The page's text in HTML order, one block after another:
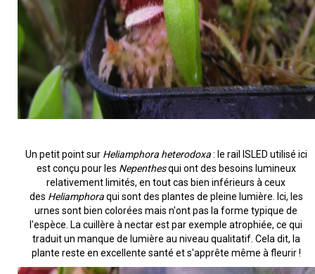
Un petit point sur Heliamphora heterodoxa: le rail ISLED utilisé ici
est conçu pour les Nepenthesqui ont des besoins lumineux
relativement limités, en tout cas bien inférieurs à ceux
des Heliamphoraqui sont des plantes de pleine lumière. Ici, les
urnes sont bien colorées mais n'ont pas la forme typique de
l'espèce. La cuillère à nectar est par exemple atrophiée, ce qui
traduit un manque de lumière au niveau qualitatif. Cela dit, la
plante reste en excellente santé et s'apprête même à fleurir !